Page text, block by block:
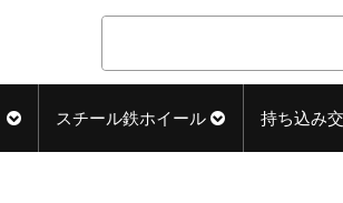
スチール鉄ホイール 持ち込み